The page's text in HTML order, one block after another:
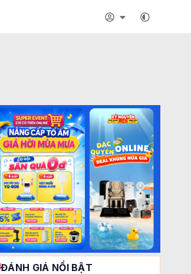
ĐÁNH GIÁ NỔI BẬT